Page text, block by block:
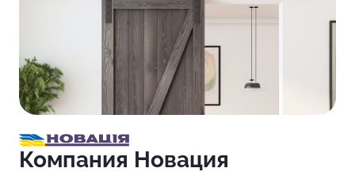
Компания Новация